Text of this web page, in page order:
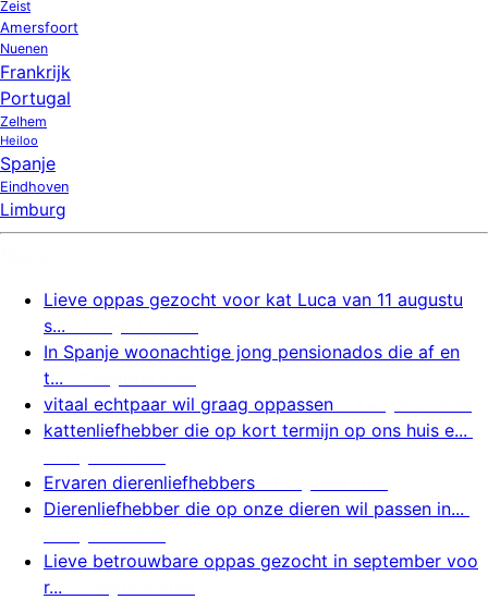
Zeist
Amersfoort
Nuenen
Frankrijk
Portugal
Zelhem
Heiloo
Spanje
Eindhoven
Limburg
Lieve oppas gezocht voor kat Luca van 11 augustu
s...
In Spanje woonachtige jong pensionados die af en
t...
vitaal echtpaar wil graag oppassen
kattenliefhebber die op kort termijn op ons huis e...
Ervaren dierenliefhebbers
Dierenliefhebber die op onze dieren wil passen in...
Lieve betrouwbare oppas gezocht in september voo
r...